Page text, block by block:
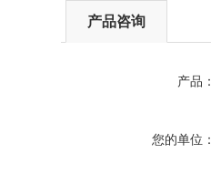
产品咨询
产品：
您的单位：